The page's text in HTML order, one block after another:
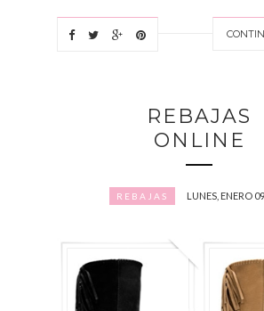
REBAJAS
ONLINE
REBAJAS LUNES, ENERO